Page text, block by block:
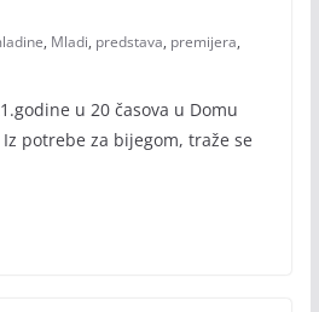
, Mladi, predstava, premijera,
u 20 časova u Domu
potrebe za bijegom, traže se